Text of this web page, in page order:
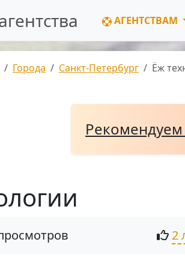
АГЕНТСТВАМ
Города Санкт-Петербург Ёж
2